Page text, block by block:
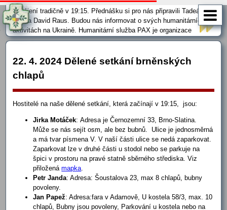
Zahájení tradičně v 19:15. Přednášku si pro nás připravili Tadeáš
Pala a David Raus. Budou nás informovat o svých humanitárních
aktivitách na Ukraině. Humanitární služba PAX je organizace
pomáhající v oblastech ozbrojeného konfliktu na Donbase. V
lokálními partnery, tak osobně …
22. 4. 2024 Dělené setkání brněnských
chlapů
Hostitelé na naše dělené setkání, která začínají v 19:15, jsou:
Jirka Motáček: Adresa je Černozemní 33, Brno-Slatina.
Může se nás sejít osm, ale bez bubnů. Ulice je jednosměrná
a má tvar písmena V. V naší části ulice se nedá zaparkovat.
Zaparkovat lze v druhé části u stodol nebo se parkuje na
špici v prostoru na pravé statně sběrného střediska. Viz
přiloženámapka.
Petr Janda: Adresa: Šoustalova 23, max 8 chlapů, bubny
povoleny.
Jan Papež: Adresa:fara v Adamově, U kostela 58/3, max. 10
chlapů, Bubny jsou povoleny, Parkování u kostela nebo na